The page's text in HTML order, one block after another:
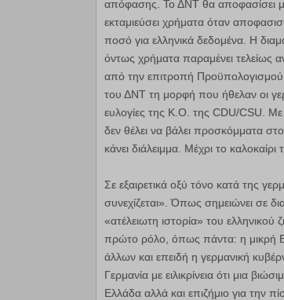
απόφασης. Το ΔΝΤ θα αποφασίσει
εκταμιεύσει χρήματα όταν
ποσό για ελληνικά δεδομένα. Η
όντως χρήματα παραμένει τελείως
από την επιτροπή Προϋπολογισμού
του ΔΝΤ τη μορφή που ήθελαν οι
ευλογίες της Κ.Ο. της CDU/CSU.
δεν θέλει να βάλει προσκόμματα
κάνει διάλειμμα. Μέχρι το
Σε εξαιρετικά οξύ τόνο κατά της
συνεχίζεται». Όπως σημειώνει σε
«ατέλειωτη ιστορία» του
πρώτο ρόλο, όπως πάντα: η μικρή
άλλων και επειδή η γερμανική
Γερμανία με ειλικρίνεια ότι μια
Ελλάδα αλλά και επιζήμιο για την